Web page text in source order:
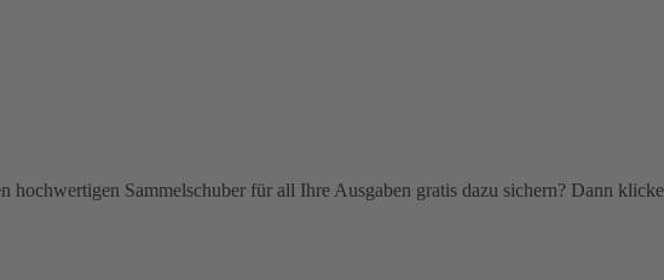
Sammelschuber für all Ihre Ausgaben gratis dazu sichern? Dann